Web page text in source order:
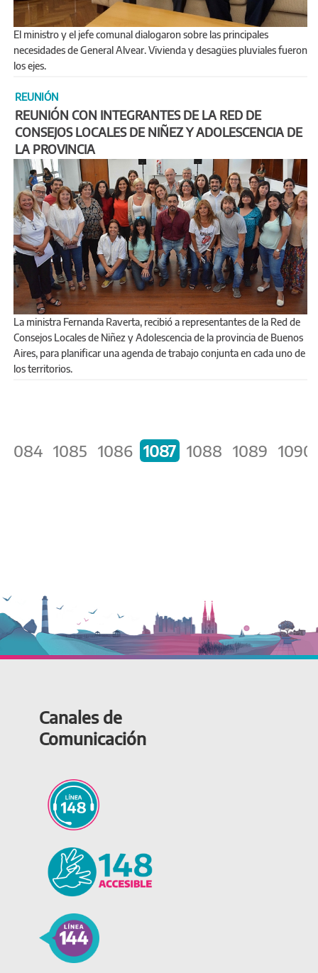
El ministro y el jefe comunal dialogaron sobre las principales
necesidades de General Alvear. Vivienda y desagües pluviales fueron
los ejes.
REUNIÓN
REUNIÓN CON INTEGRANTES DE LA RED DE
CONSEJOS LOCALES DE NIÑEZ Y ADOLESCENCIA DE
LA PROVINCIA
La ministra Fernanda Raverta, recibió a representantes de la Red de
Consejos Locales de Niñez y Adolescencia de la provincia de Buenos
Aires, para planificar una agenda de trabajo conjunta en cada uno de
los territorios.
1084 1085 1086 1087 1088 1089 1090
Canales de
Comunicación